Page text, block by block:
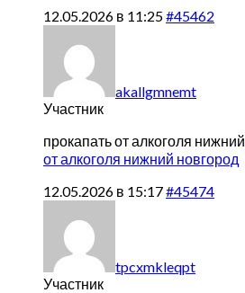
12.05.2026 в 11:25#45462
akallgmnemt
Участник
прокапать от алкоголя
от алкоголя нижний новгород
12.05.2026 в 15:17#45474
tpcxmkleqpt
Участник